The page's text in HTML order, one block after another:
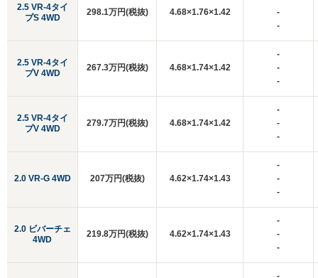
2.5 VR-4タイ
プS 4WD
2.5 VR-4タイ
プV 4WD
2.5 VR-4タイ
プV 4WD
2.0 VR-G 4WD
2.0 ビバーチェ
4WD
298.1万円(税抜) 4.68×1.76×1.42
-
-
267.3万円(税抜) 4.68×1.74×1.42
-
-
-
279.7万円(税抜) 4.68×1.74×1.42
-
-
-
207万円(税抜) 4.62×1.74×1.43
-
-
-
219.8万円(税抜) 4.62×1.74×1.43
-
-
-
-